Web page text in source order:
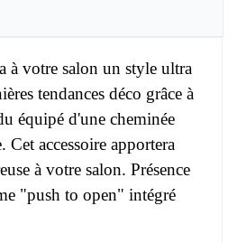
à votre salon un style ultra
tendances déco grâce à
équipé d'une cheminée
Cet accessoire apportera
à votre salon. Présence
"push to open" intégré